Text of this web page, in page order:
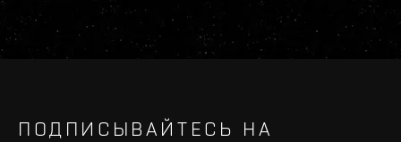
ПОДПИСЫВАЙТЕСЬ НА